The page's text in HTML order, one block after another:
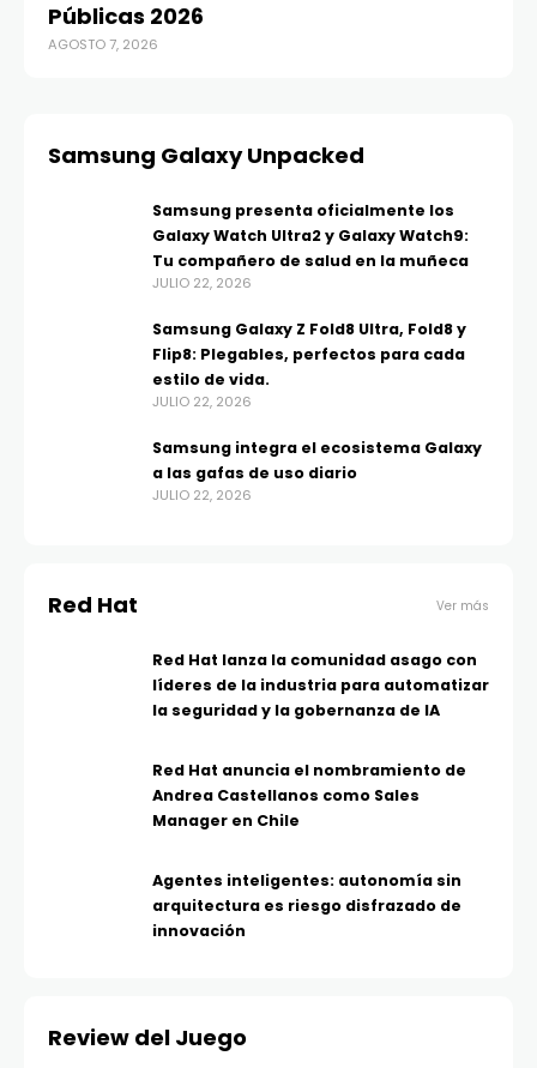
Públicas 2026
AGOSTO 7, 2026
Samsung Galaxy Unpacked
Samsung presenta oficialmente los
Galaxy Watch Ultra2 y Galaxy Watch9:
Tu compañero de salud en la muñeca
JULIO 22, 2026
Samsung Galaxy Z Fold8 Ultra, Fold8 y
Flip8: Plegables, perfectos para cada
estilo de vida.
JULIO 22, 2026
Samsung integra el ecosistema Galaxy
a las gafas de uso diario
JULIO 22, 2026
Red Hat Ver más
Red Hat lanza la comunidad asago con
líderes de la industria para automatizar
la seguridad y la gobernanza de IA
Red Hat anuncia el nombramiento de
Andrea Castellanos como Sales
Manager en Chile
Agentes inteligentes: autonomía sin
arquitectura es riesgo disfrazado de
innovación
Review del Juego